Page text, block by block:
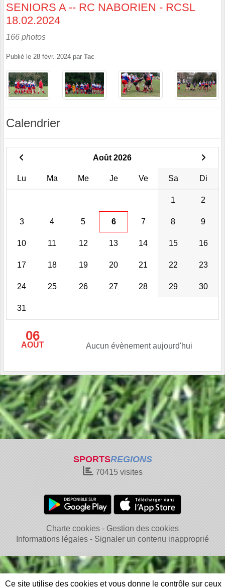
SENIORS A -- RC NABORIEN - RCSL
18.02.2024
166 photos
Publié le 28 févr. 2024 par Tac
Calendrier
Août 2026
Lu Ma Me Je Ve Sa Di
1 2
3 4 5 6 7 8 9
10 11 12 13 14 15 16
17 18 19 20 21 22 23
24 25 26 27 28 29 30
31
06
AOÛT Aucun évènement aujourd'hui
SPORTSREGIONS
70415visites
Charte cookies
Gestion des cookies
Informations légales
Signaler un contenu inapproprié
Ce site utilise des cookies et vous donne le contrôle sur ceux